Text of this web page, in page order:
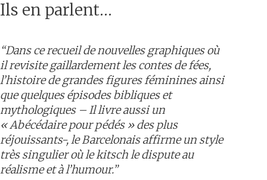
Ils en parlent…
“Dans ce recueil de nouvelles graphiques où
il revisite gaillardement les contes de fées,
l’histoire de grandes figures féminines ainsi
que quelques épisodes bibliques et
mythologiques – Il livre aussi un
« Abécédaire pour pédés » des plus
réjouissants-, le Barcelonais affirme un style
très singulier où le kitsch le dispute au
réalisme et à l’humour.”